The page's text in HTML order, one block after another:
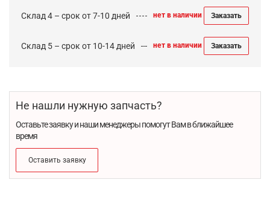
Склад 4 – срок от 7-10 дней нет в наличии Заказать
Склад 5 – срок от 10-14 дней нет в наличии Заказать
Не нашли нужную запчасть?
Оставьте заявку и наши менеджеры помогут Вам в ближайшее
время
Оставить заявку